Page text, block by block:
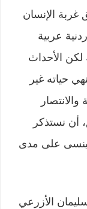
غربة الإنسان
عربية
لكن الأحداث
حياته غير
أن نستذكر
ينسى على مدى
الأزرعي